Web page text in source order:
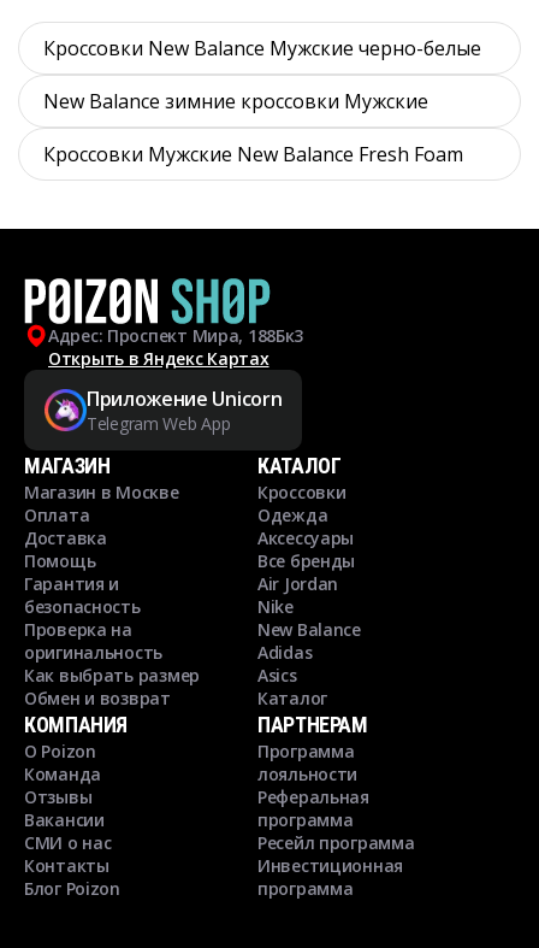
Кроссовки New Balance Мужские черно-белые
New Balance зимние кроссовки Мужские
Кроссовки Мужские New Balance Fresh Foam
Адрес: Проспект Мира, 188Бк3
Открыть в Яндекс Картах
Приложение Unicorn
Telegram Web App
МАГАЗИН
Магазин в Москве
Оплата
Доставка
Помощь
Гарантия и
безопасность
Проверка на
оригинальность
Как выбрать размер
Обмен и возврат
КАТАЛОГ
Кроссовки
Одежда
Аксессуары
Все бренды
Air Jordan
Nike
New Balance
Adidas
Asics
Каталог
КОМПАНИЯ
О Poizon
Команда
Отзывы
Вакансии
СМИ о нас
Контакты
Блог Poizon
ПАРТНЕРАМ
Программа
лояльности
Реферальная
программа
Ресейл программа
Инвестиционная
программа